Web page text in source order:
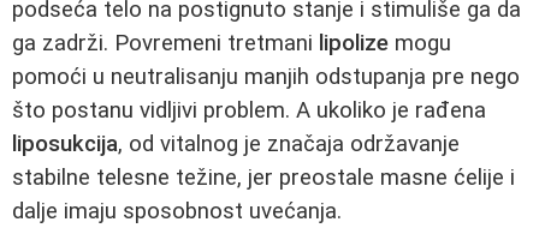
podseća telo na postignuto stanje i stimuliše ga da
ga zadrži. Povremeni tretmani lipolize mogu
pomoći u neutralisanju manjih odstupanja pre nego
što postanu vidljivi problem. A ukoliko je rađena
liposukcija, od vitalnog je značaja održavanje
stabilne telesne težine, jer preostale masne ćelije i
dalje imaju sposobnost uvećanja.